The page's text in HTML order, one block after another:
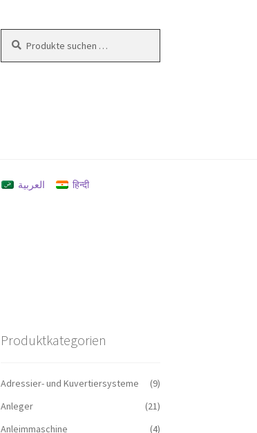
nach:
العربية
हिन्दी
Produktkategorien
Adressier- und Kuvertiersysteme
(9)
Anleger
(21)
Anleimmaschine
(4)